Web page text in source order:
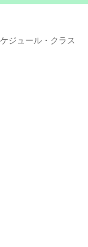
ジュール・クラス